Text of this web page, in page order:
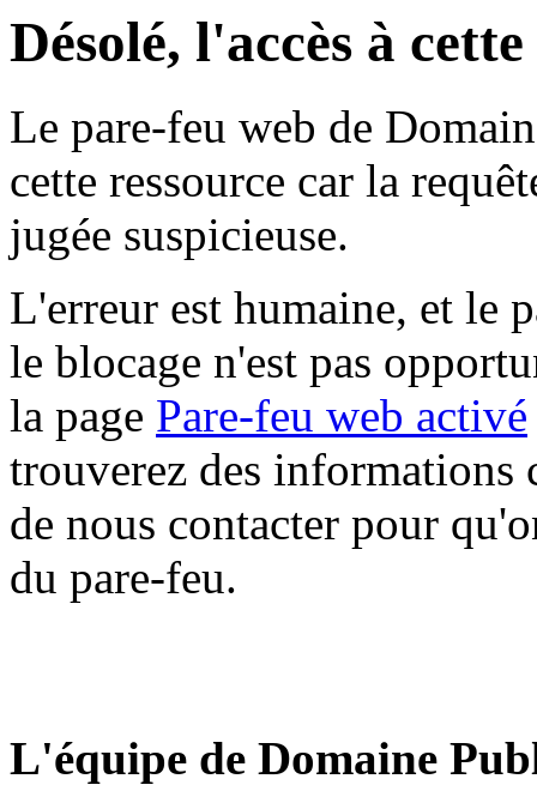
Désolé, l'accès à
Le pare-feu web de
cette ressource car la
jugée suspicieuse.
L'erreur est humaine, et le
le blocage n'est pas
la page Pare-feu web activé
trouverez des informations
de nous contacter pour
du pare-feu.
L'équipe de Domaine